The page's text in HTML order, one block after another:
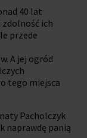
40 lat
zdolność ich
przede
A jej ogród
tego miejsca
Pacholczyk
naprawdę panią